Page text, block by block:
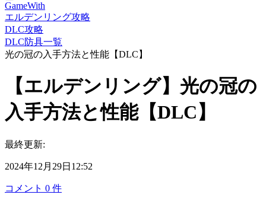
GameWith
エルデンリング攻略
DLC攻略
DLC防具一覧
光の冠の入手方法と性能【DLC】
【エルデンリング】光の冠の
入手方法と性能【DLC】
最終更新:
2024年12月29日12:52
コメント 0 件